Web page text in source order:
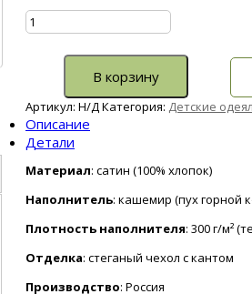
товара
Детское
одеяло
сатин
В корзину
Артикул: Н/ДКатегория: Детские
Описание
Детали
Материал: сатин (100% хлопок)
Наполнитель: кашемир (пух горной
Плотность наполнителя: 300 г/м²
Отделка: стеганый чехол с кантом
Производство: Россия